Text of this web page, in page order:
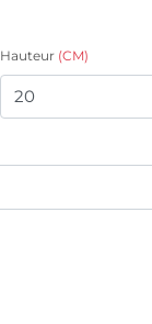
Hauteur(CM)